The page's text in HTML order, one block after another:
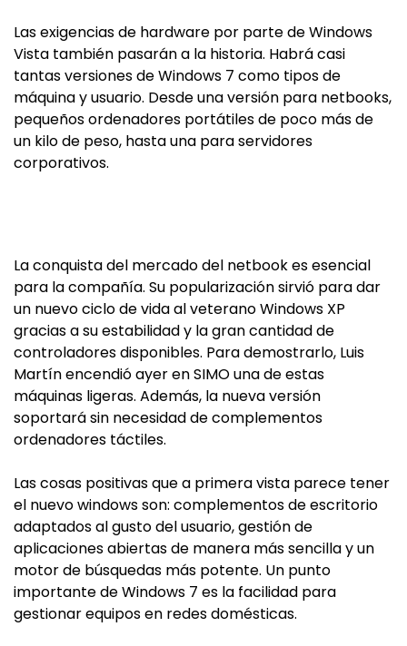
Las exigencias de hardware por parte de Windows
Vista también pasarán a la historia. Habrá casi
tantas versiones de Windows 7 como tipos de
máquina y usuario. Desde una versión para netbooks,
pequeños ordenadores portátiles de poco más de
un kilo de peso, hasta una para servidores
corporativos.
La conquista del mercado del netbook es esencial
para la compañía. Su popularización sirvió para dar
un nuevo ciclo de vida al veterano Windows XP
gracias a su estabilidad y la gran cantidad de
controladores disponibles. Para demostrarlo, Luis
Martín encendió ayer en SIMO una de estas
máquinas ligeras. Además, la nueva versión
soportará sin necesidad de complementos
ordenadores táctiles.
Las cosas positivas que a primera vista parece tener
el nuevo windows son: complementos de escritorio
adaptados al gusto del usuario, gestión de
aplicaciones abiertas de manera más sencilla y un
motor de búsquedas más potente. Un punto
importante de Windows 7 es la facilidad para
gestionar equipos en redes domésticas.